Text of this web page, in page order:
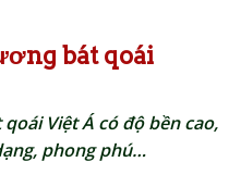
bát qoái
Việt Á có độ bền cao,
phong phú…